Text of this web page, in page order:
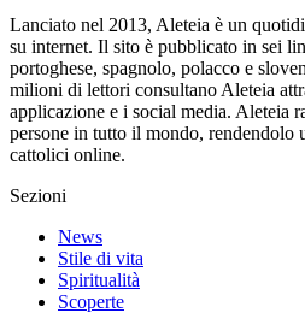
Lanciato nel 2013, Aleteia è un
su internet. Il sito è pubblicato in sei
portoghese, spagnolo, polacco e
milioni di lettori consultano Aleteia
applicazione e i social media. Aleteia
persone in tutto il mondo, rendendolo
cattolici online.
Sezioni
News
Stile di vita
Spiritualità
Scoperte